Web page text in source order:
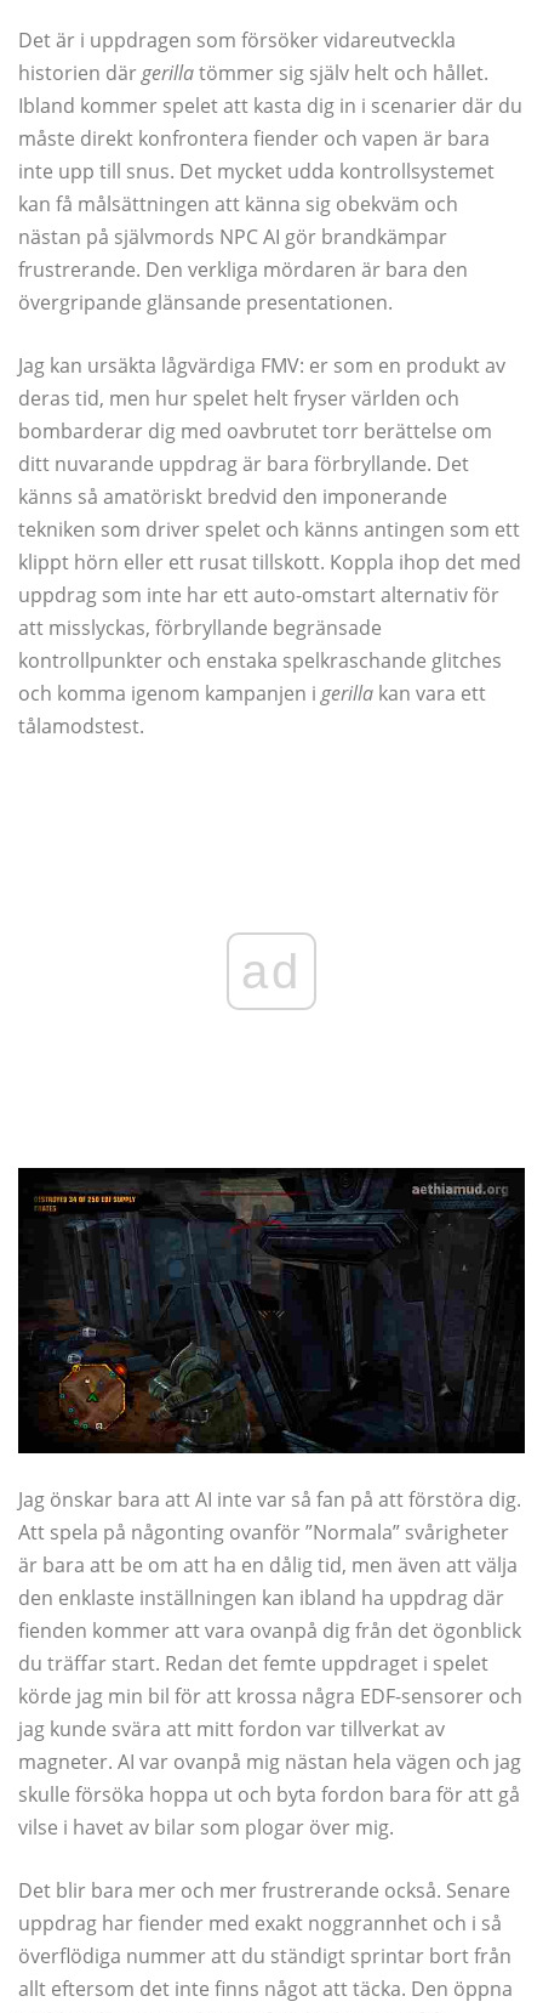
Det är i uppdragen som försöker vidareutveckla
historien där gerillatömmer sig själv helt och hållet.
Ibland kommer spelet att kasta dig in i scenarier där du
måste direkt konfrontera fiender och vapen är bara
inte upp till snus. Det mycket udda kontrollsystemet
kan få målsättningen att känna sig obekväm och
nästan på självmords NPC AI gör brandkämpar
frustrerande. Den verkliga mördaren är bara den
övergripande glänsande presentationen.
Jag kan ursäkta lågvärdiga FMV: er som en produkt av
deras tid, men hur spelet helt fryser världen och
bombarderar dig med oavbrutet torr berättelse om
ditt nuvarande uppdrag är bara förbryllande. Det
känns så amatöriskt bredvid den imponerande
tekniken som driver spelet och känns antingen som ett
klippt hörn eller ett rusat tillskott. Koppla ihop det med
uppdrag som inte har ett auto-omstart alternativ för
att misslyckas, förbryllande begränsade
kontrollpunkter och enstaka spelkraschande glitches
och komma igenom kampanjen i gerilla kan vara ett
tålamodstest.
ad
Jag önskar bara att AI inte var så fan på att förstöra dig.
Att spela på någonting ovanför ”Normala” svårigheter
är bara att be om att ha en dålig tid, men även att välja
den enklaste inställningen kan ibland ha uppdrag där
fienden kommer att vara ovanpå dig från det ögonblick
du träffar start. Redan det femte uppdraget i spelet
körde jag min bil för att krossa några EDF-sensorer och
jag kunde svära att mitt fordon var tillverkat av
magneter. AI var ovanpå mig nästan hela vägen och jag
skulle försöka hoppa ut och byta fordon bara för att gå
vilse i havet av bilar som plogar över mig.
Det blir bara mer och mer frustrerande också. Senare
uppdrag har fiender med exakt noggrannhet och i så
överflödiga nummer att du ständigt sprintar bort från
allt eftersom det inte finns något att täcka. Den öppna